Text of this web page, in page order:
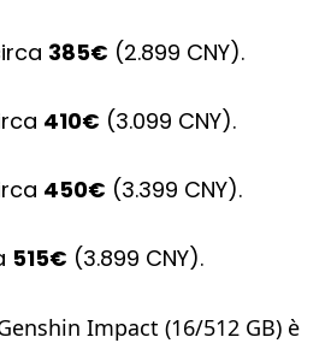
385€ (2.899 CNY).
410€ (3.099 CNY).
450€ (3.399 CNY).
515€ (3.899 CNY).
Impact (16/512 GB) è